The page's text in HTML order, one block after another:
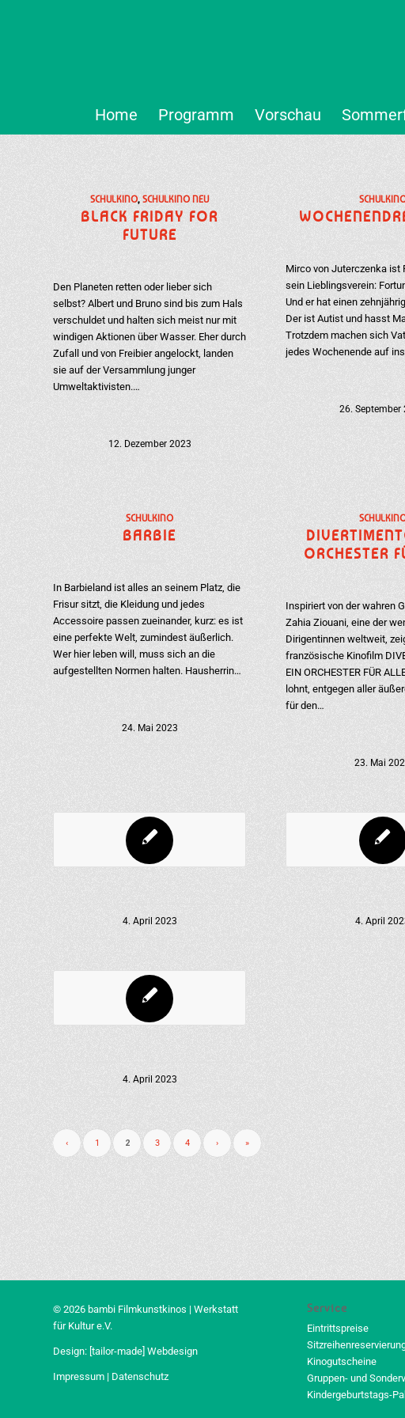
Home Programm Vorschau
SCHULKINO,SCHULKINO NEU
BLACK FRIDAY FOR
FUTURE
Den Planeten retten oder lieber sich
selbst? Albert und Bruno sind bis zum Hals
verschuldet und halten sich meist nur mit
windigen Aktionen über Wasser. Eher durch
Zufall und von Freibier angelockt, landen
sie auf der Versammlung junger
Umweltaktivisten.…
12. Dezember 2023
Mirco von Juterczenka ist
sein Lieblingsverein:
Und er hat einen
Der ist Autist und hasst
Trotzdem machen sich
jedes Wochenende auf
26. September
SCHULKINO
BARBIE
In Barbieland ist alles an seinem Platz, die
Frisur sitzt, die Kleidung und jedes
Accessoire passen zueinander, kurz: es ist
eine perfekte Welt, zumindest äußerlich.
Wer hier leben will, muss sich an die
aufgestellten Normen halten. Hausherrin…
24. Mai 2023
ORCHESTER
Inspiriert von der wahren
Zahia Ziouani, eine der
Dirigentinnen weltweit,
französische Kinofilm
EIN ORCHESTER FÜR
lohnt, entgegen aller
für den…
23. Mai
4. April 2023 4. April
4. April 2023
‹ 1 2 3 4 › »
© 2026 bambi Filmkunstkinos | Werkstatt
für Kultur e.V.
Design: [tailor-made] Webdesign
Impressum | Datenschutz
Service
Eintrittspreise
Kinogutscheine
Gruppen- und
Kindergeburtstags-